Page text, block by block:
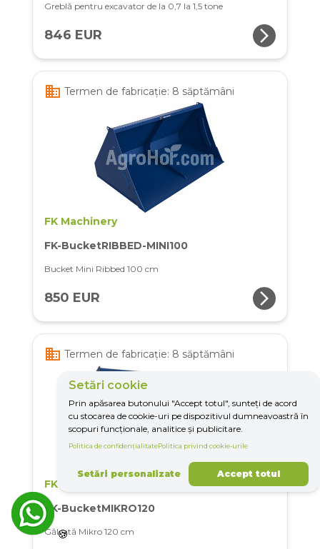
Greblă pentru excavator de la 0,7 la 1,5 tone
846 EUR arrow_forward_ios
business Termen de fabricație: 8 săptămâni
FK Machinery
FK-BucketRIBBED-MINI100
Bucket Mini Ribbed 100 cm
850 EUR arrow_forward_ios
business Termen de fabricație: 8 săptămâni
FK Machinery
FK-BucketMIKRO120
Găleată Mikro 120 cm
🍪
Setări cookie
Prin apăsarea butonului "Accept totul", sunteți de acord
cu stocarea de cookie-uri pe dispozitivul dumneavoastră în
scopuri funcționale, analitice și publicitare.
Politica de confidențialitatePolitica privind cookie-urile
Setări personalizate Accept totul